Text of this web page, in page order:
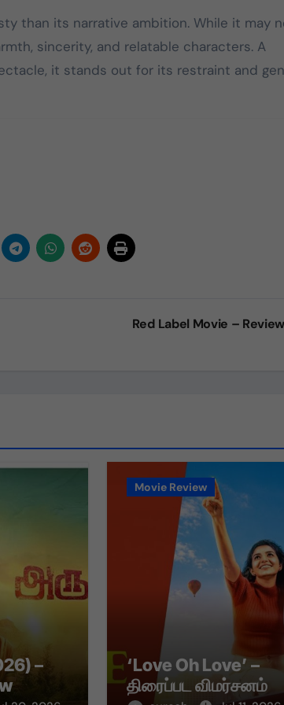
than its narrative ambition. While it may
sincerity, and relatable characters. A
it stands out for its restraint and
Red Label Movie – Review
–
Movie Review
‘Love Oh Love’ –
திரைப்பட விமர்சனம்